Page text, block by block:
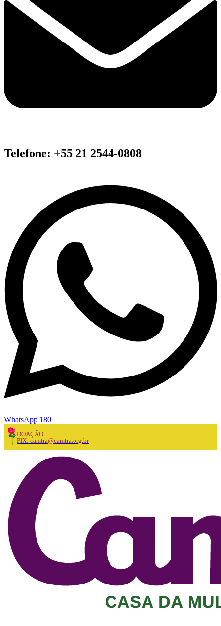
Telefone: +55 21 2544-0808
WhatsApp 180
DOAÇÃO
PIX: camtra@camtra.org.br